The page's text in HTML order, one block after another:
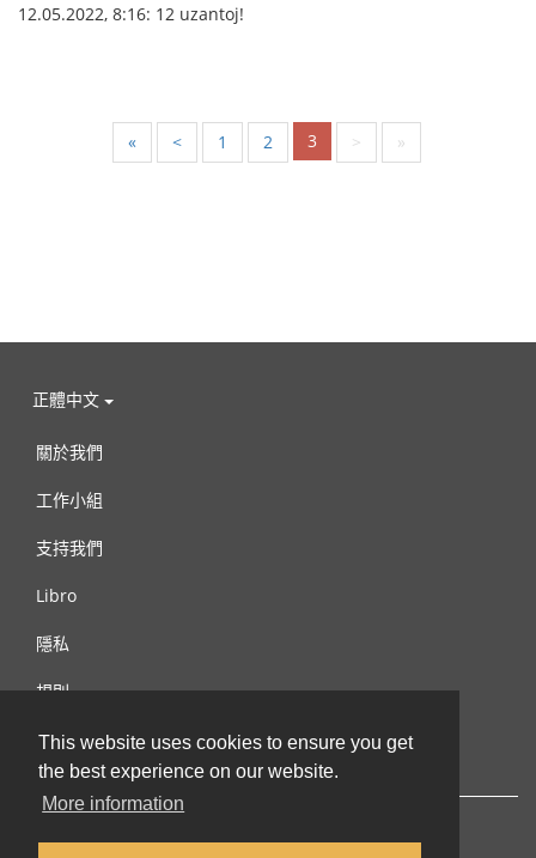
This website uses cookies to ensure you get
the best experience on our website.
More information
12.05.2022, 8:16: 12 uzantoj!
« < 1 2 3 > »
正體中文
關於我們
工作小組
支持我們
Libro
隱私
規則
連絡我們